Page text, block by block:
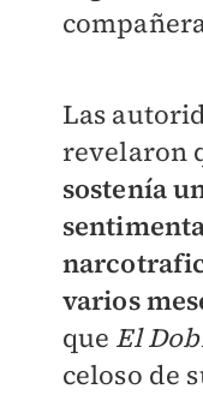
Las
revelaron
sostenía
varios
que El
celoso de